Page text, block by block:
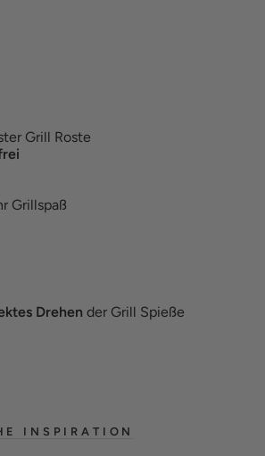
Grill Roste
Grillspaß
Drehen der Grill Spieße
INSPIRATION